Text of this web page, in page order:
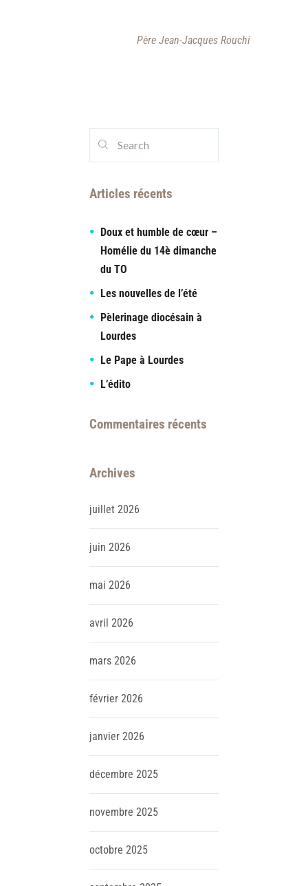
Père Jean-Jacques Rouchi
Articles récents
Doux et humble de cœur –
Homélie du 14è dimanche
du TO
Les nouvelles de l’été
Pèlerinage diocésain à
Lourdes
Le Pape à Lourdes
L’édito
Commentaires récents
Archives
juillet 2026
juin 2026
mai 2026
avril 2026
mars 2026
février 2026
janvier 2026
décembre 2025
novembre 2025
octobre 2025